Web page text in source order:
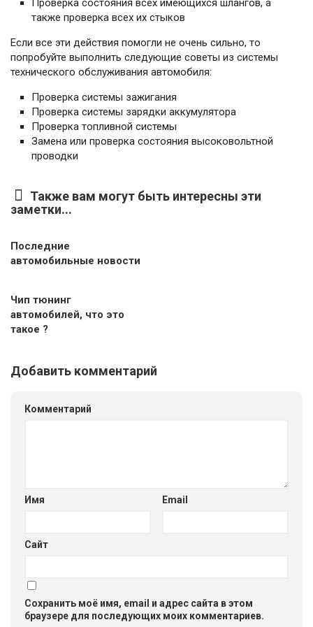
Проверка состояния всех имеющихся шлангов, а
также проверка всех их стыков
Если все эти действия помогли не очень сильно, то
попробуйте выполнить следующие советы из системы
технического обслуживания автомобиля:
Проверка системы зажигания
Проверка системы зарядки аккумулятора
Проверка топливной системы
Замена или проверка состояния высоковольтной
проводки
Также вам могут быть интересны эти
заметки...
Последние
автомобильные новости
Чип тюнинг
автомобилей, что это
такое ?
Добавить комментарий
Комментарий
Имя Email
Сайт
Сохранить моё имя, email и адрес сайта в этом
браузере для последующих моих комментариев.